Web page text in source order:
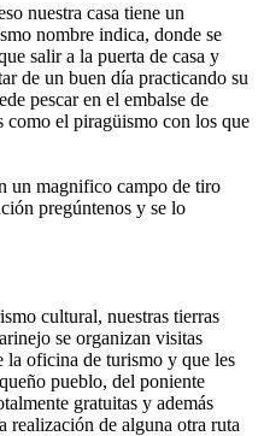
nuestra casa tiene un
nombre indica, donde se
salir a la puerta de casa y
de un buen día practicando su
pescar en el embalse de
como el piragüismo con los que
un magnifico campo de tiro
pregúntenos y se lo
cultural, nuestras tierras
se organizan visitas
la oficina de turismo y que les
pueblo, del poniente
gratuitas y además
realización de alguna otra ruta